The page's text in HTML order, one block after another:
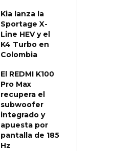
Kia lanza la
Sportage X-
Line HEV y el
K4 Turbo en
Colombia
El REDMI K100
Pro Max
recupera el
subwoofer
integrado y
apuesta por
pantalla de 185
Hz